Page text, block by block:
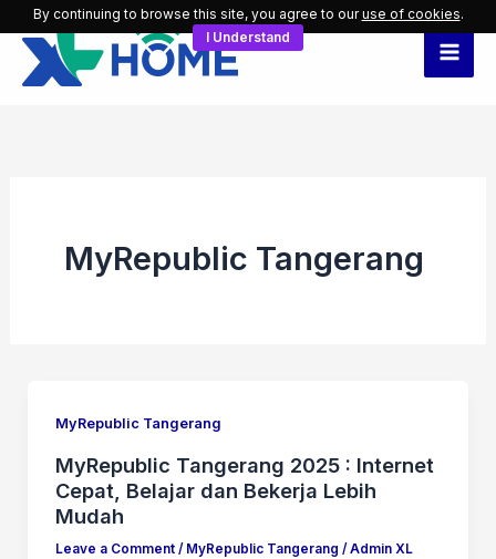
Skip
content
MyRepublic Tangerang
MyRepublic Tangerang
MyRepublic Tangerang 2025 : Internet
Cepat, Belajar dan Bekerja Lebih
Mudah
Leave a Comment / MyRepublic Tangerang / Admin XL
By continuing to browse this site, you agree to ouruse of cookies.
I Understand